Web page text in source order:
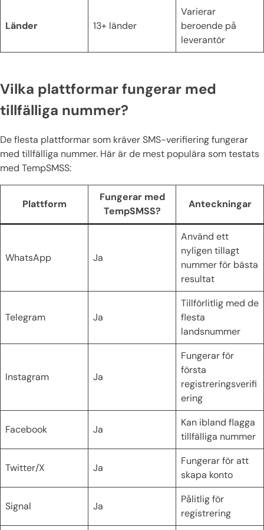
Länder 13+ länder
Varierar
beroende på
leverantör
Vilka plattformar fungerar med
tillfälliga nummer?
De flesta plattformar som kräver SMS-verifiering fungerar
med tillfälliga nummer. Här är de mest populära som testats
med TempSMSS:
Plattform
Fungerar med
TempSMSS?
Anteckningar
WhatsApp Ja
Använd ett
nyligen tillagt
nummer för bästa
resultat
Telegram Ja
Tillförlitlig med de
flesta
landsnummer
Instagram Ja
Fungerar för
första
registreringsverifi
ering
Facebook Ja
Kan ibland flagga
tillfälliga nummer
Twitter/X Ja
Fungerar för att
skapa konto
Signal Ja
Pålitlig för
registrering